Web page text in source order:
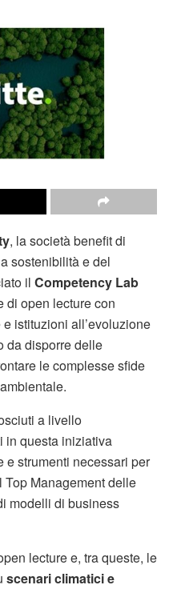
, la società benefit di
sostenibilità e del
il Competency Lab
di open lecture con
istituzioni all’evoluzione
da disporre delle
le complesse sfide
a livello
in questa iniziativa
e strumenti necessari per
Management delle
modelli di business
lecture e, tra queste, le
scenari climatici e